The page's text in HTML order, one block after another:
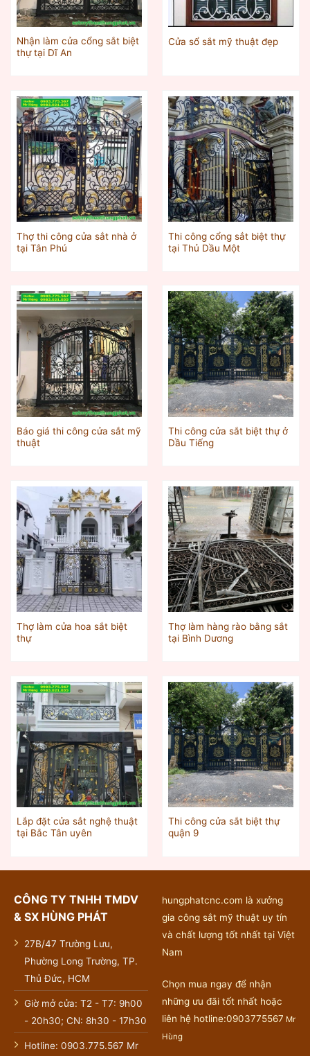
Nhận làm cửa cổng sắt biệt
thự tại Dĩ An
Cửa sổ sắt mỹ thuật đẹp
Thợ thi công cửa sắt nhà ở
tại Tân Phú
Thi công cổng sắt biệt thự
tại Thủ Dầu Một
Báo giá thi công cửa sắt mỹ
thuật
Thi công cửa sắt biệt thự ở
Dầu Tiếng
Thợ làm cửa hoa sắt biệt
thự
Thợ làm hàng rào bằng sắt
tại Bình Dương
Lắp đặt cửa sắt nghệ thuật
tại Bắc Tân uyên
Thi công cửa sắt biệt thự
quận 9
CÔNG TY TNHH TMDV
& SX HÙNG PHÁT
27B/47 Trường Lưu,
Phường Long Trường, TP.
Thủ Đức, HCM
Giờ mở cửa: T2 - T7: 9h00
- 20h30; CN: 8h30 - 17h30
Hotline: 0903.775.567 Mr
hungphatcnc.com là xưởng
gia công sắt mỹ thuật uy tín
và chất lượng tốt nhất tại Việt
Nam
Chọn mua ngay để nhận
những ưu đãi tốt nhất hoặc
liên hệ hotline:0903775567 Mr
Hùng